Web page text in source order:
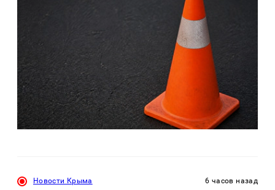
Новости Крыма 6 часов назад